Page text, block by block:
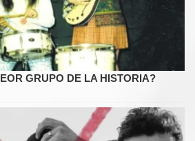
GRUPO DE LA HISTORIA?